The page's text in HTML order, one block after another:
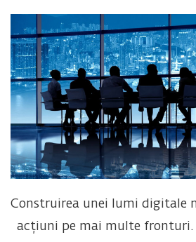
Construirea unei lumi digitale
acțiuni pe mai multe